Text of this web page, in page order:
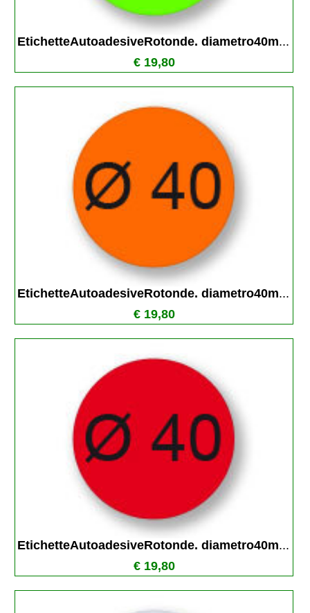
EtichetteAutoadesiveRotonde. diametro40m...
€ 19,80
EtichetteAutoadesiveRotonde. diametro40m...
€ 19,80
EtichetteAutoadesiveRotonde. diametro40m...
€ 19,80